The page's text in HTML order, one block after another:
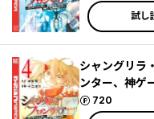
試し
シャングリラ
ンター、神ゲ
720
ポイント